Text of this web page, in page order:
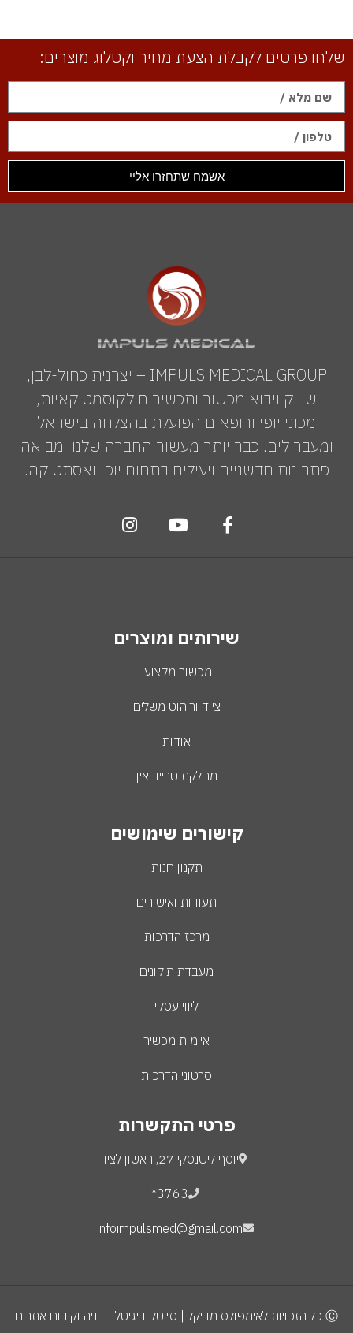
שלחו פרטים לקבלת הצעת מחיר וקטלוג מוצרים:
אשמח שתחזרו אליי
IMPULS MEDICAL GROUP – יצרנית כחול-לבן,
שיווק ויבוא מכשור ותכשירים לקוסמטיקאיות,
מכוני יופי ורופאים הפועלת בהצלחה בישראל
ומעבר לים. כבר יותר מעשור החברה שלנו מביאה
פתרונות חדשניים ויעילים בתחום יופי ואסתטיקה.
שירותים ומוצרים
מכשור מקצועי
ציוד וריהוט משלים
אודות
מחלקת טרייד אין
קישורים שימושים
תקנון חנות
תעודות ואישורים
מרכז הדרכות
מעבדת תיקונים
ליווי עסקי
איימות מכשיר
סרטוני הדרכות
פרטי התקשרות
יוסף לישנסקי 27, ראשון לציון
3763*
infoimpulsmed@gmail.com
Ⓒ כל הזכויות לאימפולס מדיקל | סייטק דיגיטל - בניה וקידום אתרים